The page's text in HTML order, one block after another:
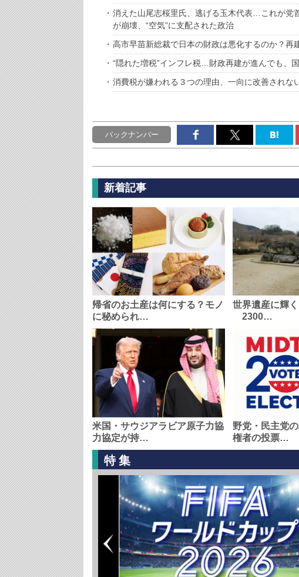
消えた山尾志桜里氏、逃げる玉木代表…これが党
が崩壊、“空気”に支配された政治
高市早苗新総裁で日本の財政は悪化するのか？再
“隠れた増税”インフレ税…財政再建が進んでも、
消費税が嫌われる３つの理由、一向に改善されな
バックナンバー
新着記事
帰省のお土産は何にする？モノ
に秘められ…
世界遺産に輝く
2300…
米国・サウジアラビア原子力協
力協定が持…
野党・民主党
権者の投票…
特集